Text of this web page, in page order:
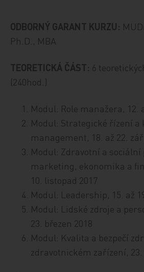
ODBORNÝ GARANT KURZU:
Ph.D., MBA
TEORETICKÁ ČÁST: 6
(240hod.)
Modul: Role manažera, 12.
Modul: Strategické řízení a
management, 18. až 22.
Modul: Zdravotní a
marketing, ekonomika a
10. listopad 2017
Modul: Leadership, 15. až
Modul: Lidské zdroje a
23. březen 2018
Modul: Kvalita a bezpečí
zdravotnickém zařízení, 23.